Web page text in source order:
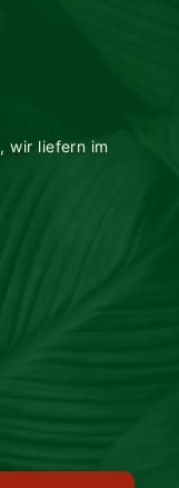
, wir liefern im